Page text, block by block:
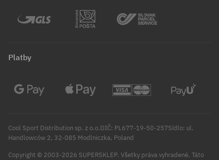
Platby
Cool Sport Distribution sp. z o.o.DIČ: PL677-19-50-257Sídlo: ul.
Handlowców 2, 32-085 Modlniczka, Poland
Copyright © 2003-2026 SUPERSKLEP. Všetky práva vyhradené. Táto